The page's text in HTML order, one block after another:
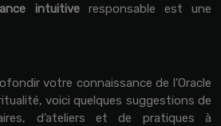
intuitive responsable est une
votre connaissance de l’Oracle
voici quelques suggestions de
d’ateliers et de pratiques à